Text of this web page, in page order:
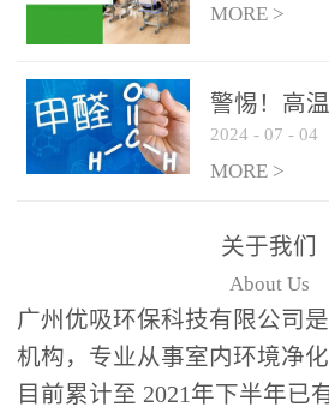
内空气质
MORE >
警惕！高
手”来袭，
2024 - 07 - 04
MORE >
关于我们
About Us
广州优吸环保科技有限公司
机构，专业从事室内环境净
目前累计至 2021年下半年已